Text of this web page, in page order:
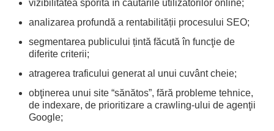
vizibilitatea sporită în căutarile utilizatorilor online;
analizarea profundă a rentabilității procesului SEO;
segmentarea publicului țintă făcută în funcţie de
diferite criterii;
atragerea traficului generat al unui cuvânt cheie;
obţinerea unui site “sănătos”, fără probleme tehnice,
de indexare, de prioritizare a crawling-ului de agenţii
Google;